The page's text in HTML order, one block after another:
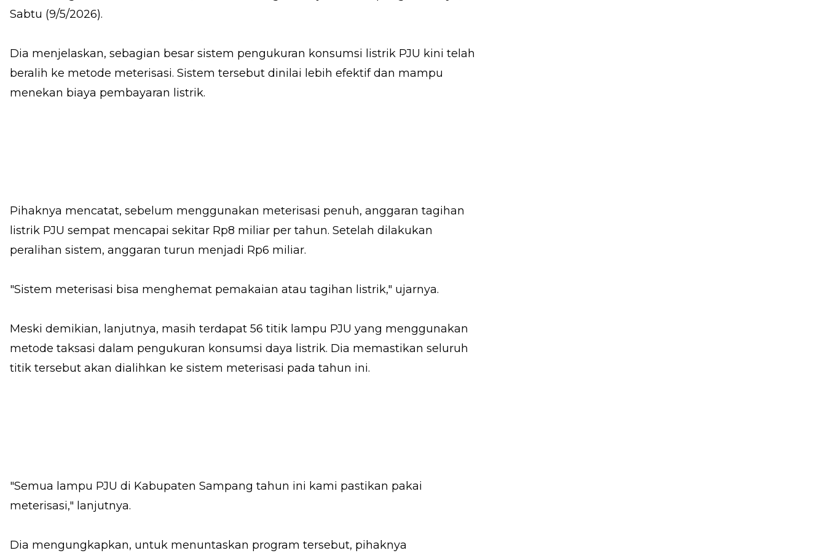
Sabtu (9/5/2026).
Dia menjelaskan, sebagian besar sistem pengukuran konsumsi listrik PJU kini telah
beralih ke metode meterisasi. Sistem tersebut dinilai lebih efektif dan mampu
menekan biaya pembayaran listrik.
Pihaknya mencatat, sebelum menggunakan meterisasi penuh, anggaran tagihan
listrik PJU sempat mencapai sekitar Rp8 miliar per tahun. Setelah dilakukan
peralihan sistem, anggaran turun menjadi Rp6 miliar.
"Sistem meterisasi bisa menghemat pemakaian atau tagihan listrik," ujarnya.
Meski demikian, lanjutnya, masih terdapat 56 titik lampu PJU yang menggunakan
metode taksasi dalam pengukuran konsumsi daya listrik. Dia memastikan seluruh
titik tersebut akan dialihkan ke sistem meterisasi pada tahun ini.
"Semua lampu PJU di Kabupaten Sampang tahun ini kami pastikan pakai
meterisasi," lanjutnya.
Dia mengungkapkan, untuk menuntaskan program tersebut, pihaknya